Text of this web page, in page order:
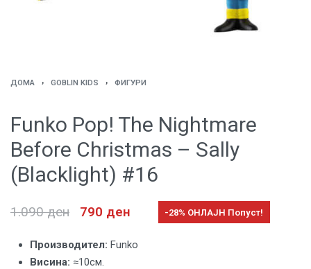
ДОМА › GOBLIN KIDS › ФИГУРИ
Funko Pop! The Nightmare
Before Christmas – Sally
(Blacklight) #16
1.090ден 790 ден -28% ОНЛАЈН Попуст!
Производител: Funko
Висина: ≈10см.